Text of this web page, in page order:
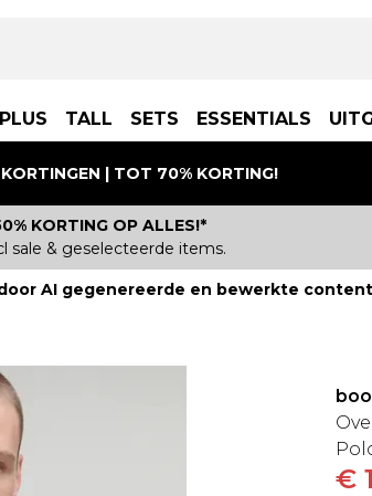
PLUS TALL SETS ESSENTIALS
KORTINGEN | TOT 70% KORTING!
KORTING OP ALLES!*
sale & geselecteerde items.
AI gegenereerde en bewerkte
€